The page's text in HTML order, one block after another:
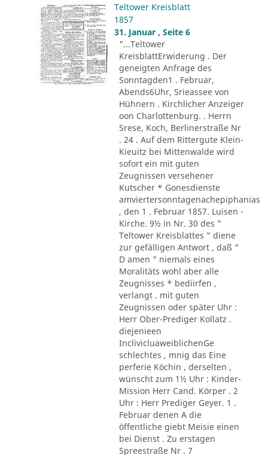
Teltower Kreisblatt
1857
31. Januar , Seite 6
"...Teltower
KreisblattErwiderung . Der
geneigten Anfrage des
Sonntagden1 . Februar,
Abends6Uhr, Srieassee von
Hühnern . Kirchlicher Anzeiger
oon Charlottenburg. . Herrn
Srese, Koch, Berlinerstraße Nr
. 24 . Auf dem Rittergute Klein-
Kieuitz bei Mittenwalde wird
sofort ein mit guten
Zeugnissen versehener
Kutscher * Gonesdienste
amviertersonntagenachepiphanias
, den 1 . Februar 1857. Luisen -
Kirche. 9½ in Nr. 30 des "
Teltower Kreisblattes " diene
zur gefälligen Antwort , daß "
D amen " niemals eines
Moralitäts wohl aber alle
Zeugnisses * bediirfen ,
verlangt . mit guten
Zeugnissen oder später Uhr :
Herr Ober-Prediger Kollatz .
diejenieen
InclivicluaweiblichenGe
schlechtes , mnig das Eine
perferie Köchin , derselten ,
wünscht zum 1½ Uhr : Kinder-
Mission Herr Cand. Körper . 2
Uhr : Herr Prediger Geyer. 1 .
Februar denen A die
öffentliche giebt Meisie einen
bei Dienst . Zu erstagen
Spreestraße Nr . 7